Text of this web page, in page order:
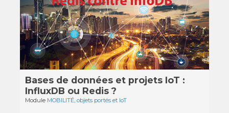
Bases de données et projets IoT :
InfluxDB ou Redis ?
Module MOBILITÉ, objets portés et IoT